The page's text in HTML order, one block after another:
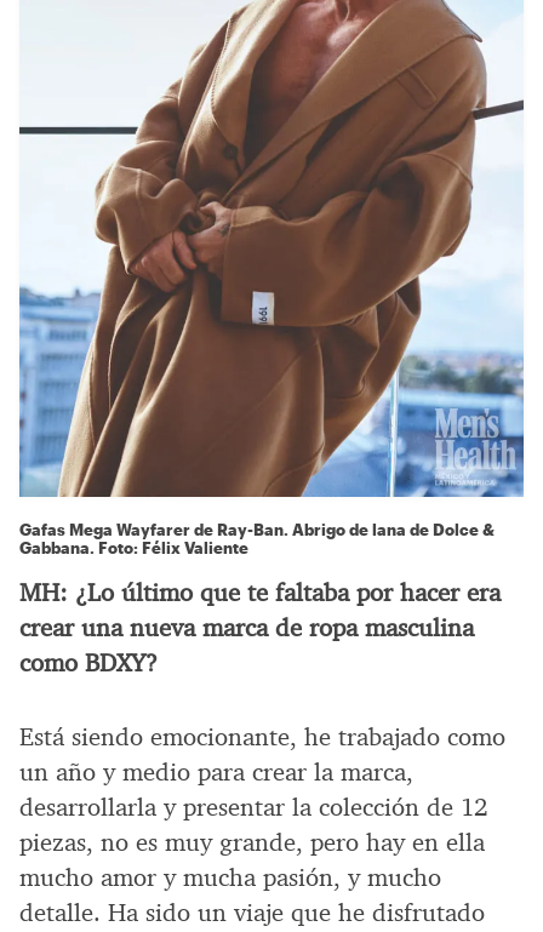
Gafas Mega Wayfarer de Ray-Ban. Abrigo de lana de Dolce &
Gabbana. Foto: Félix Valiente
MH: ¿Lo último que te faltaba por hacer era
crear una nueva marca de ropa masculina
como BDXY?
Está siendo emocionante, he trabajado como
un año y medio para crear la marca,
desarrollarla y presentar la colección de 12
piezas, no es muy grande, pero hay en ella
mucho amor y mucha pasión, y mucho
detalle. Ha sido un viaje que he disfrutado